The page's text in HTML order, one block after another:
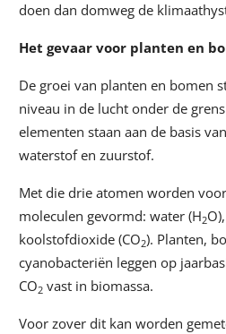
doen dan domweg de
Het gevaar voor planten en
De groei van planten en bomen
niveau in de lucht onder de
elementen staan aan de basis
waterstof en zuurstof.
Met die drie atomen worden
moleculen gevormd: water (H2
koolstofdioxide (CO2). Planten,
cyanobacteriën leggen op
CO2 vast in biomassa.
Voor zover dit kan worden